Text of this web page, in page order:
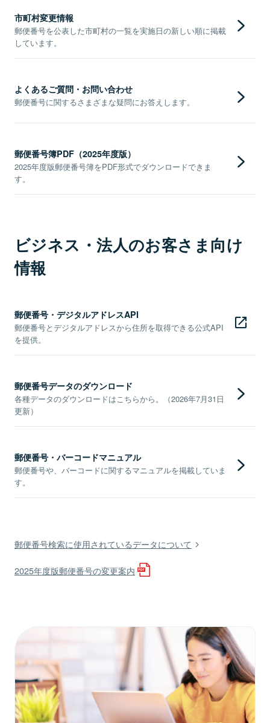
市町村変更情報
郵便番号を公表した市町村の一覧を実施日の新しい順に掲載
しています。
よくあるご質問・お問い合わせ
郵便番号に関するさまざまな疑問にお答えします。
郵便番号簿PDF（2025年度版）
2025年度版郵便番号簿をPDF形式でダウンロードできま
す。
ビジネス・法人のお客さま向け
情報
郵便番号・デジタルアドレスAPI
郵便番号とデジタルアドレスから住所を取得できる公式API
を提供。
郵便番号データのダウンロード
各種データのダウンロードはこちらから。（2026年7月31日
更新）
郵便番号・バーコードマニュアル
郵便番号や、バーコードに関するマニュアルを掲載していま
す。
郵便番号検索に使用されているデータについて
2025年度版郵便番号の変更案内